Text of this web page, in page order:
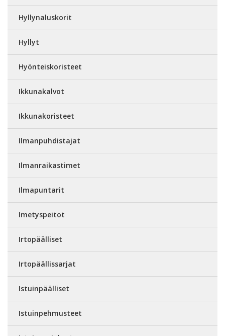
Hyllynaluskorit
Hyllyt
Hyönteiskoristeet
Ikkunakalvot
Ikkunakoristeet
Ilmanpuhdistajat
Ilmanraikastimet
Ilmapuntarit
Imetyspeitot
Irtopäälliset
Irtopäällissarjat
Istuinpäälliset
Istuinpehmusteet